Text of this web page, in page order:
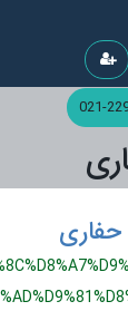
حفاری